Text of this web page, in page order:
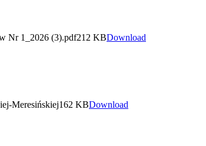
Nr 1_2026 (3).pdf212 KBDownload
Meresińskiej162 KBDownload